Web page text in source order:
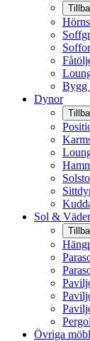
Soffor
Bygg
Dynor
Sol &
Övriga